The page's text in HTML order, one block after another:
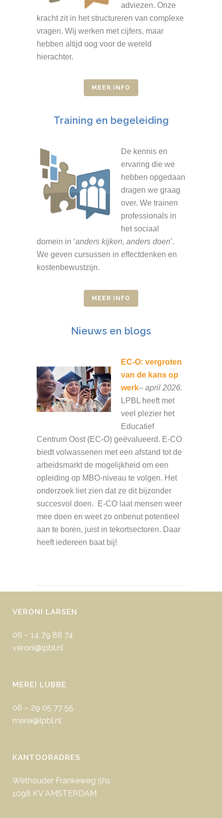
adviezen. Onze
kracht zit in het structureren van complexe
vragen. Wij werken met cijfers, maar
hebben altijd oog voor de wereld
hierachter.
MEER INFO
Training en begeleiding
De kennis en
ervaring die we
hebben opgedaan
dragen we graag
over. We trainen
professionals in
het sociaal
domein in ‘anders kijken, anders doen’.
We geven cursussen in effectdenken en
kostenbewustzijn.
MEER INFO
Nieuws en blogs
EC-O: vergroten
van de kans op
werk– april 2026.
LPBL heeft met
veel plezier het
Educatief
Centrum Oost (EC-O) geëvalueerd. E-CO
biedt volwassenen met een afstand tot de
arbeidsmarkt de mogelijkheid om een
opleiding op MBO-niveau te volgen. Het
onderzoek liet zien dat ze dit bijzonder
succesvol doen. E-CO laat mensen weer
mee doen en weet zo onbenut potentieel
aan te boren, juist in tekortsectoren. Daar
heeft iedereen baat bij!
VERONI LARSEN
06 – 14 79 88 74
veroni@lpbl.nl
MEREI LUBBE
06 – 29 05 77 55
merei@lpbl.nl
KANTOORADRES
Wethouder Frankeweg 5hs
1098 KV AMSTERDAM